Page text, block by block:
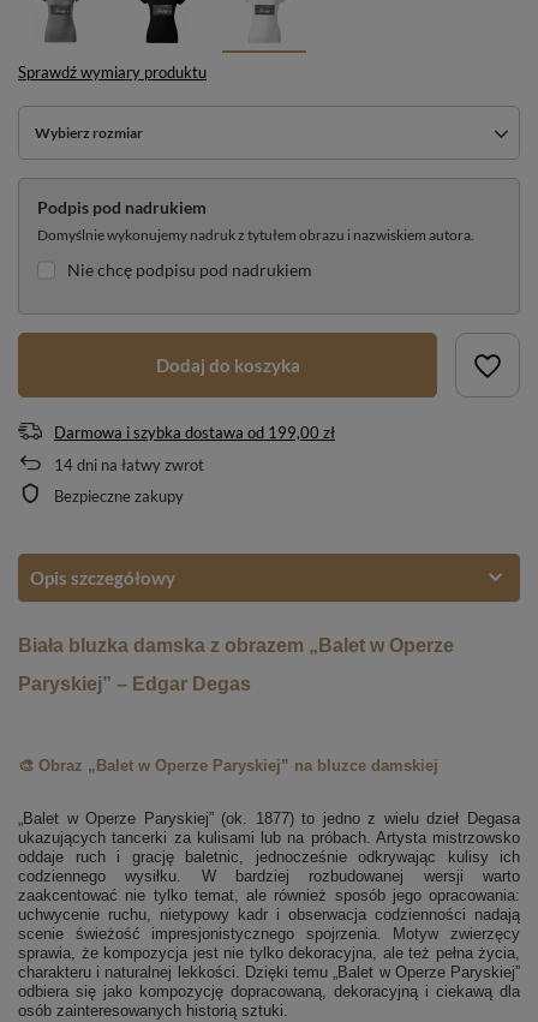
Sprawdź wymiary produktu
Wybierz rozmiar
Podpis pod nadrukiem
Domyślnie wykonujemy nadruk z tytułem obrazu i nazwiskiem autora.
Nie chcę podpisu pod nadrukiem
Dodaj do koszyka
Darmowa i szybka dostawa od 199,00 zł
14dni na łatwy zwrot
Bezpieczne zakupy
Opis szczegółowy
Biała bluzka damska z obrazem „Balet w Operze
Paryskiej” – Edgar Degas
🎨 Obraz „Balet w Operze Paryskiej” na bluzce damskiej
„Balet w Operze Paryskiej” (ok. 1877) to jedno z wielu dzieł Degasa
ukazujących tancerki za kulisami lub na próbach. Artysta mistrzowsko
oddaje ruch i grację baletnic, jednocześnie odkrywając kulisy ich
codziennego wysiłku. W bardziej rozbudowanej wersji warto
zaakcentować nie tylko temat, ale również sposób jego opracowania:
uchwycenie ruchu, nietypowy kadr i obserwacja codzienności nadają
scenie świeżość impresjonistycznego spojrzenia. Motyw zwierzęcy
sprawia, że kompozycja jest nie tylko dekoracyjna, ale też pełna życia,
charakteru i naturalnej lekkości. Dzięki temu „Balet w Operze Paryskiej”
odbiera się jako kompozycję dopracowaną, dekoracyjną i ciekawą dla
osób zainteresowanych historią sztuki.